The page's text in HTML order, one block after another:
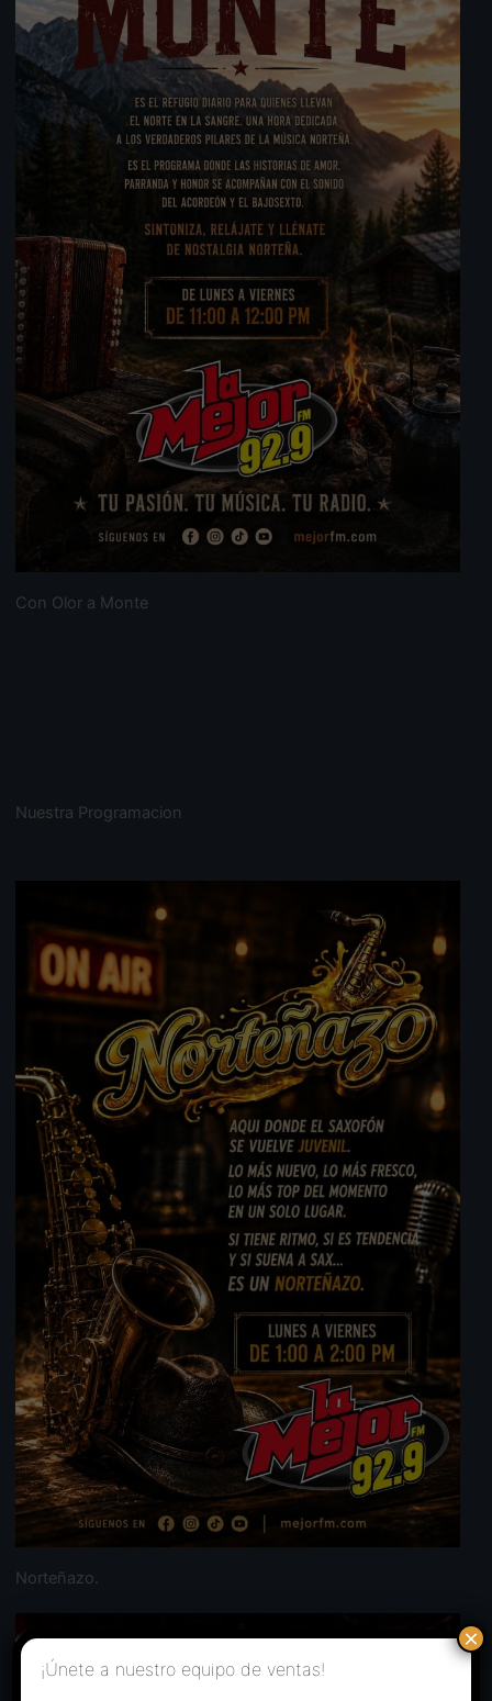
Con Olor a Monte
Nuestra Programacion
Norteñazo.
¡Únete a nuestro equipo de ventas!
×